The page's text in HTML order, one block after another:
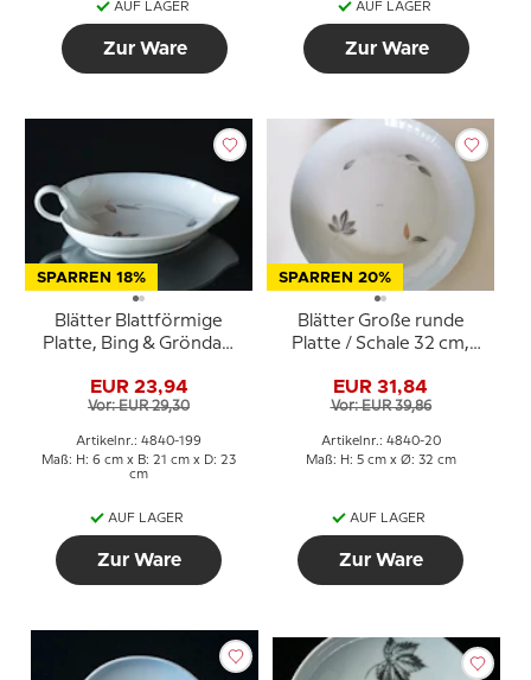
AUF LAGER
Zur Ware
AUF LAGER
Zur Ware
SPARREN 18%
Blätter Blattförmige
Platte, Bing & Gröndahl
EUR 23,94
Vor: EUR 29,30
Artikelnr.: 4840-199
Maß: H: 6 cm x B: 21 cm x D: 23
cm
AUF LAGER
Zur Ware
SPARREN 20%
Blätter Große runde
Platte / Schale 32 cm,
EUR 31,84
Vor: EUR 39,86
Artikelnr.: 4840-20
Maß: H: 5 cm x Ø: 32 cm
AUF LAGER
Zur Ware